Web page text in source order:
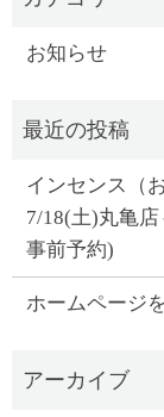
お知らせ
インセンス（
7/18(土)丸亀
事前予約)
ホームページ